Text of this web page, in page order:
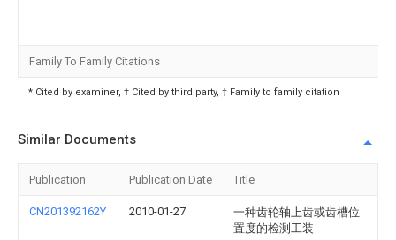
Family To Family Citations
* Cited by examiner, † Cited by third party, ‡ Family to family citation
Similar Documents
Publication Publication Date Title
CN201392162Y 2010-01-27
一种齿轮轴上齿或齿槽位
置度的检测工装